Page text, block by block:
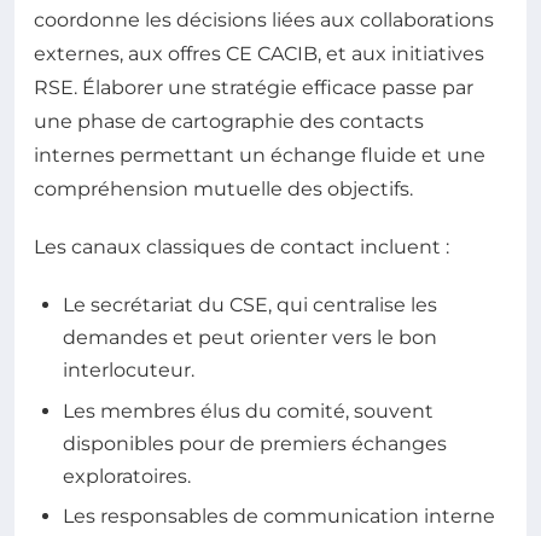
coordonne les décisions liées aux collaborations
externes, aux offres CE CACIB, et aux initiatives
RSE. Élaborer une stratégie efficace passe par
une phase de cartographie des contacts
internes permettant un échange fluide et une
compréhension mutuelle des objectifs.
Les canaux classiques de contact incluent :
Le secrétariat du CSE, qui centralise les
demandes et peut orienter vers le bon
interlocuteur.
Les membres élus du comité, souvent
disponibles pour de premiers échanges
exploratoires.
Les responsables de communication interne